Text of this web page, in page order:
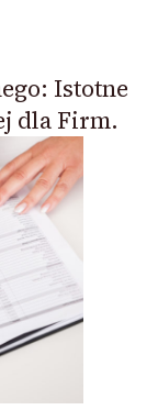
Istotne
dla Firm.